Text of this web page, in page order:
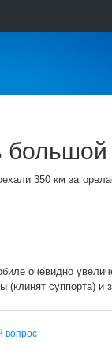
350 км
очевидно
(клинят суппорта)
вопрос